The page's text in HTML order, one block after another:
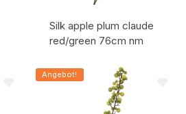
Silk apple plum claude
red/green 76cm nm
Artikelcode:
Angebot!